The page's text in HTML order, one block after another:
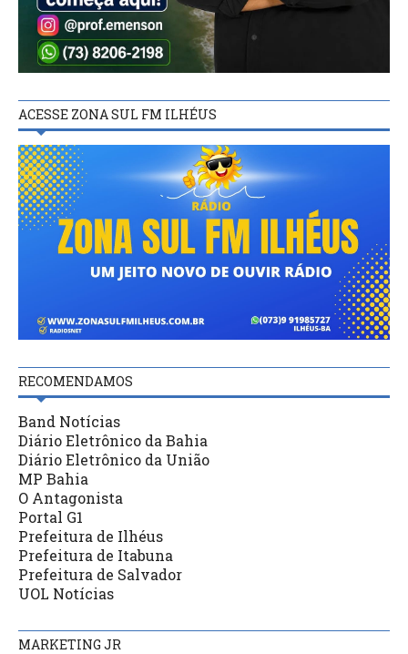
ACESSE ZONA SUL FM ILHÉUS
RECOMENDAMOS
Band Notícias
Diário Eletrônico da Bahia
Diário Eletrônico da União
MP Bahia
O Antagonista
Portal G1
Prefeitura de Ilhéus
Prefeitura de Itabuna
Prefeitura de Salvador
UOL Notícias
MARKETING JR